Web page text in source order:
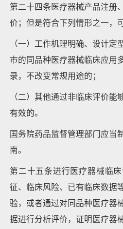
第二十四条医疗器械产品注册
价；但是符合下列情形之一，
（一）工作机理明确、设计
市的同品种医疗器械临床应用
录，不改变常规用途的；
（二）其他通过非临床评价能
有效的。
国务院药品监督管理部门应当
南。
第二十五条进行医疗器械临
征、临床风险、已有临床数据
验，或者通过对同品种医疗器
据进行分析评价，证明医疗器